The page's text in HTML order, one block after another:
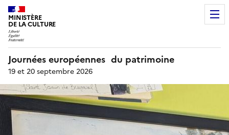
MINISTÈRE
DE LA CULTURE
Journées européennes du patrimoine
19 et 20 septembre 2026